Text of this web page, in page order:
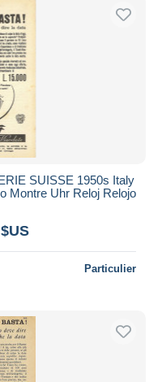
SUISSE 1950s Italy
Montre Uhr Reloj Relojo
Particulier